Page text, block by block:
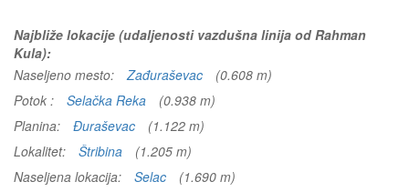
Najbliže lokacije (udaljenosti vazdušna linija od Rahman
Kula):
Naseljeno mesto:
Zađuraševac
(0.608 m)
Potok :
Selačka Reka
(0.938 m)
Planina:
Đuraševac
(1.122 m)
Lokalitet:
Štribina
(1.205 m)
Naseljena lokacija:
Selac
(1.690 m)